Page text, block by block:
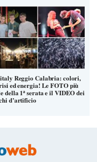
Reggio Calabria: colori,
ed energia! Le FOTO più
della 1ª serata e il VIDEO dei
d’artificio